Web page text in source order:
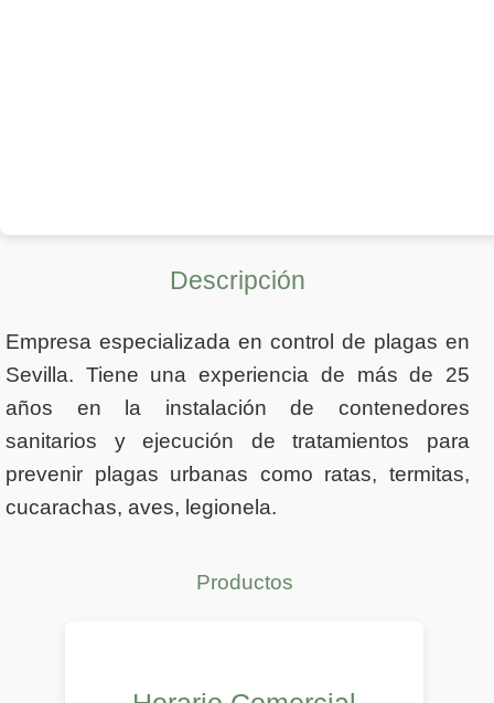
Descripción
Empresa especializada en control de plagas en
Sevilla. Tiene una experiencia de más de 25
años en la instalación de contenedores
sanitarios y ejecución de tratamientos para
prevenir plagas urbanas como ratas, termitas,
cucarachas, aves, legionela.
Productos